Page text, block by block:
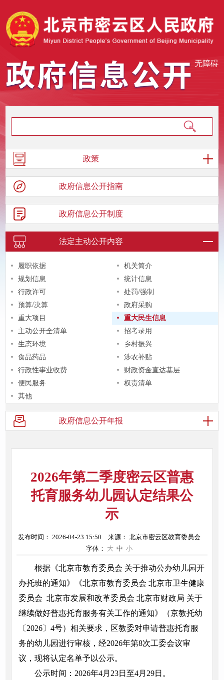
无障碍
政策
政府信息公开指南
政府信息公开制度
法定主动公开内容
履职依据
机关简介
规划信息
统计信息
行政许可
处罚/强制
预算/决算
政府采购
重大项目
重大民生信息
主动公开全清单
招考录用
生态环境
乡村振兴
食品药品
涉农补贴
行政性事业收费
财政资金直达基层
便民服务
权责清单
其他
政府信息公开年报
2026年第二季度密云区普惠
托育服务幼儿园认定结果公
示
发布时间： 2026-04-23 15:50
来源： 北京市密云区教育委员会
字体： 大 中 小
根据《北京市教育委员会 关于推动公办幼儿园开
办托班的通知》《北京市教育委员会 北京市卫生健康
委员会 北京市发展和改革委员会 北京市财政局 关于
继续做好普惠托育服务有关工作的通知》（京教托幼
〔2026〕4号）相关要求，区教委对申请普惠托育服
务的幼儿园进行审核，经2026年第8次工委会议审
议，现将认定名单予以公示。
公示时间：2026年4月23日至4月29日。